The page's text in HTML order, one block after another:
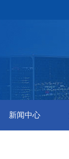
新闻中心